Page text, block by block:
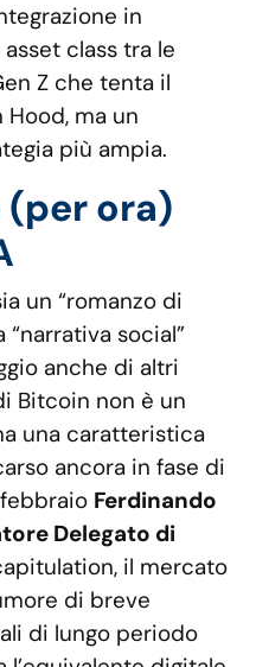
in
class tra le
Z che tenta il
ma un
più ampia.
ora)
un “romanzo di
social”
anche di altri
Bitcoin non è un
una caratteristica
ancora in fase di
Ferdinando
Delegato di
il mercato
di breve
di lungo periodo